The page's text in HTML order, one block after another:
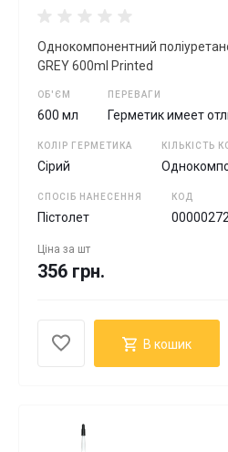
Однокомпонентний
GREY 600ml Printed
ОБ'ЄМ
600 мл
ПЕРЕВАГИ
Герметик имеет
КОЛІР ГЕРМЕТИКА
Сірий
КІЛЬКІСТЬ
СПОСІБ НАНЕСЕННЯ
Пістолет
КОД
Ціна за шт
356 грн.
В кошик